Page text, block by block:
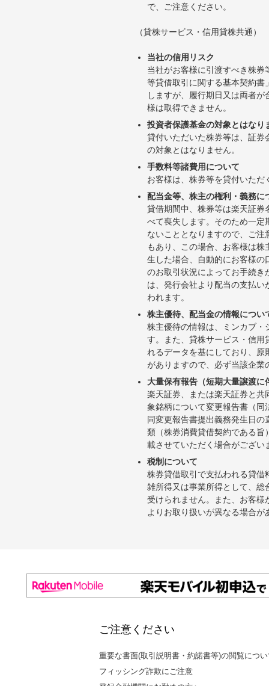
で、ご注意ください。
（貸株サービス・信用貸株共通）
当社の信用リスク
当社がお客様に引渡すべき株
等貸借取引に関する基本契約
しますが、履行期日又は両者
様は取得できません。
投資者保護基金の対象とはなり
貸付いただいた株券等は、証
の対象とはなりません。
手数料等諸費用について
お客様は、株券等を貸付いた
配当金等、株主の権利・義務に
貸借期間中、株券等は楽天証
べて喪失します。そのため一
ないこととなりますので、ご
もあり、この場合、お客様は
生した場合、自動的にお客様
のお取引状況によってお手続
は、発行会社より配当の支払
われます。
株主優待、配当金の情報につい
株主優待の情報は、ミンカブ
す。また、貸株サービス・信
れるデータを基にしており、
がありますので、必ず当該企
大量保有報告（短期大量譲渡
楽天証券、または楽天証券と
象銘柄について変更報告書（
同変更報告書提出義務発生日
類（株券消費貸借契約である
載させていただく場合がござ
税制について
株券貸借取引で支払われる貸
雑所得又は事業所得として、
受けられません。また、お客
よりお取り扱いが異なる場合
ご注意ください
重要な書面(取引説明書・約諾書等)の閲覧につ
フィッシング詐欺にご注意